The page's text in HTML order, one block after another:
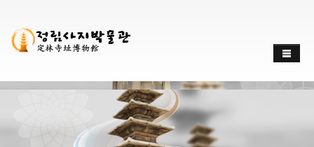
스케치북5
스케치북5